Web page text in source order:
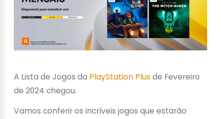
A Lista de Jogos da PlayStation Plus de Fevereiro
de 2024 chegou.
Vamos conferir os incríveis jogos que estarão